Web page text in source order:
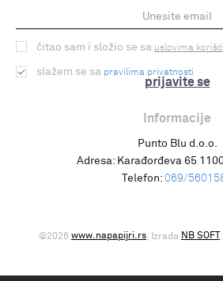
prijavite se
čitao sam i složio se sa uslovima
slažem se sa pravilima privatnosti
Informacije
Punto Blu d.o.o.
Adresa: Karađorđeva 65
Telefon: 069/
©2026 www.napapijri.rs , Izrada NB SOFT